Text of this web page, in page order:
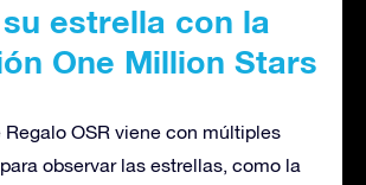
estrella con la
One Million Stars
Regalo OSR viene con múltiples
observar las estrellas, como la